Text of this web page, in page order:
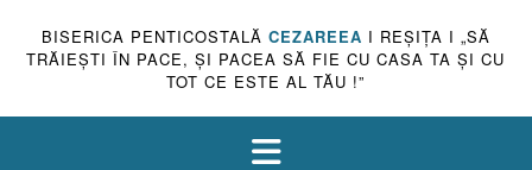
BISERICA PENTICOSTALĂ CEZAREEA I REŞIŢA I „SĂ
TRĂIEŞTI ÎN PACE, ŞI PACEA SĂ FIE CU CASA TA ŞI CU
TOT CE ESTE AL TĂU !”